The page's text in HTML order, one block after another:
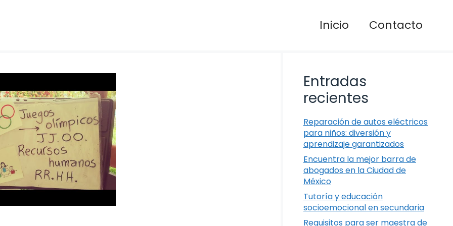
Inicio Contacto
Entradas
recientes
Reparación de autos eléctricos
para niños: diversión y
aprendizaje garantizados
Encuentra la mejor barra de
abogados en la Ciudad de
México
Tutoría y educación
socioemocional en secundaria
Requisitos para ser maestra de